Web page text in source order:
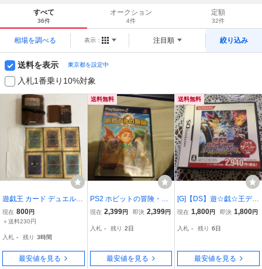
すべて
36件
オークション
4件
定額
32件
相場を調べる 表示： 注目順 絞り込み
送料を表示 東京都を設定中
入札1番乗り10%対象
遊戯王 カード デュエルモ
ンスターズ デュエリスト
ファイル ※中古品 3点 セ
機 コナミ 汚れ ホコリ 傷
破れ おもちゃ
現在 800円
＋送料230円
入札 - 残り 3時間
最安値を見る
送料無料
PS2 ホビットの冒険・欠
品一切なし・最終価格
現在 2,399円 即決 2,399円
入札 - 残り 2日
最安値を見る
送料無料
[G]【DS】遊☆戯☆王デュ
エルモンスターズ NIGHT
［コナミ・ザ・ベスト］
現在 1,800円 即決 1,800円
入札 - 残り 6日
最安値を見る